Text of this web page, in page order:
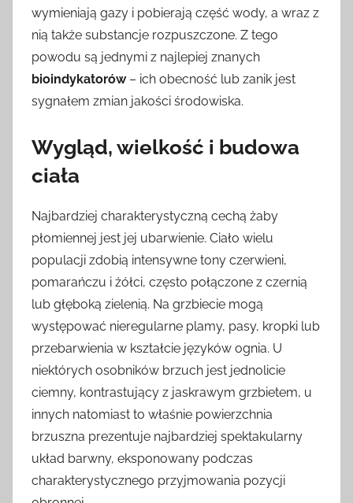
wymieniają gazy i pobierają część wody, a wraz z
nią także substancje rozpuszczone. Z tego
powodu są jednymi z najlepiej znanych
bioindykatorów– ich obecność lub zanik jest
sygnałem zmian jakości środowiska.
Wygląd, wielkość i budowa
ciała
Najbardziej charakterystyczną cechą żaby
płomiennej jest jej ubarwienie. Ciało wielu
populacji zdobią intensywne tony czerwieni,
pomarańczu i żółci, często połączone z czernią
lub głęboką zielenią. Na grzbiecie mogą
występować nieregularne plamy, pasy, kropki lub
przebarwienia w kształcie języków ognia. U
niektórych osobników brzuch jest jednolicie
ciemny, kontrastujący z jaskrawym grzbietem, u
innych natomiast to właśnie powierzchnia
brzuszna prezentuje najbardziej spektakularny
układ barwny, eksponowany podczas
charakterystycznego przyjmowania pozycji